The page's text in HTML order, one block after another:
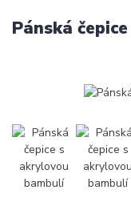
Pánská